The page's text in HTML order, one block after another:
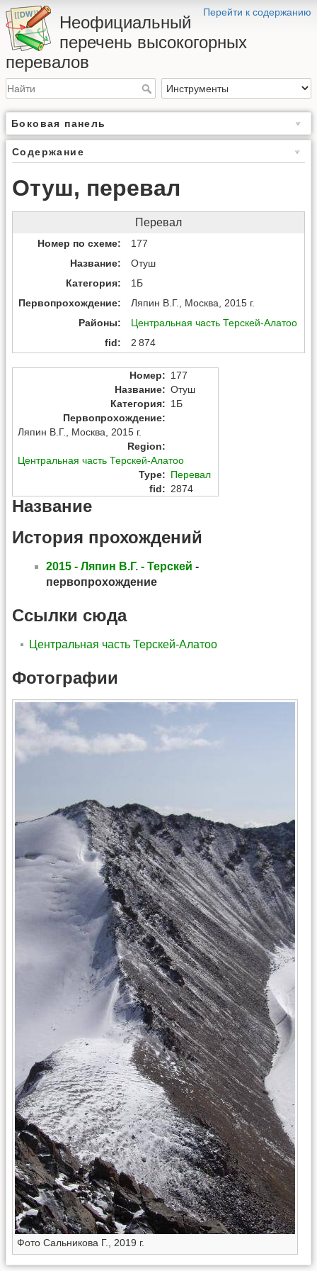
Перейти к содержанию
Неофициальный
перечень высокогорных
перевалов
Боковая панель
Содержание
Отуш, перевал
Перевал
Номер по схеме
177
Название
Отуш
Категория
1Б
Первопрохождение
Ляпин В.Г., Москва, 2015 г.
Районы
Центральная часть Терскей-Алатоо
fid
2 874
Номер: 177
Название: Отуш
Категория: 1Б
Первопрохождение:
Ляпин В.Г.
Москва
2015 г.
Region:
Центральная часть Терскей-Алатоо
Type: Перевал
fid: 2874
Название
История прохождений
2015 - Ляпин В.Г. - Терскей -
первопрохождение
Ссылки сюда
Центральная часть Терскей-Алатоо
Фотографии
Фото Сальникова Г., 2019 г.